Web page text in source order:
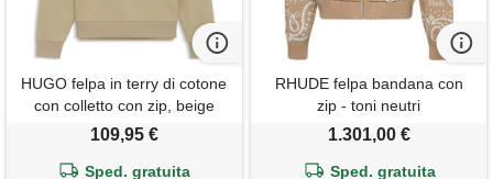
HUGO felpa in terry di cotone
con colletto con zip, beige
109,95 €
Sped. gratuita
RHUDE felpa bandana con
zip - toni neutri
1.301,00 €
Sped. gratuita